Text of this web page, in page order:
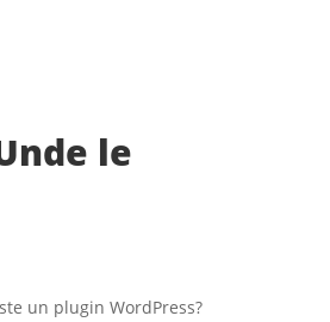
le
un plugin WordPress?